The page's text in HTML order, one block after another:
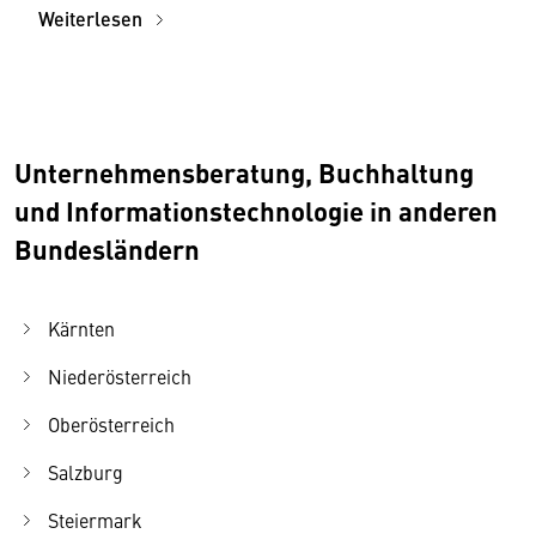
Weiterlesen
Unternehmensberatung, Buchhaltung
und Informationstechnologie in anderen
Bundesländern
Kärnten
Niederösterreich
Oberösterreich
Salzburg
Steiermark